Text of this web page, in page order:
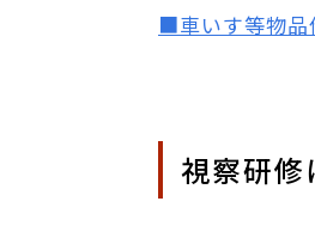
■車いす等物品
視察研